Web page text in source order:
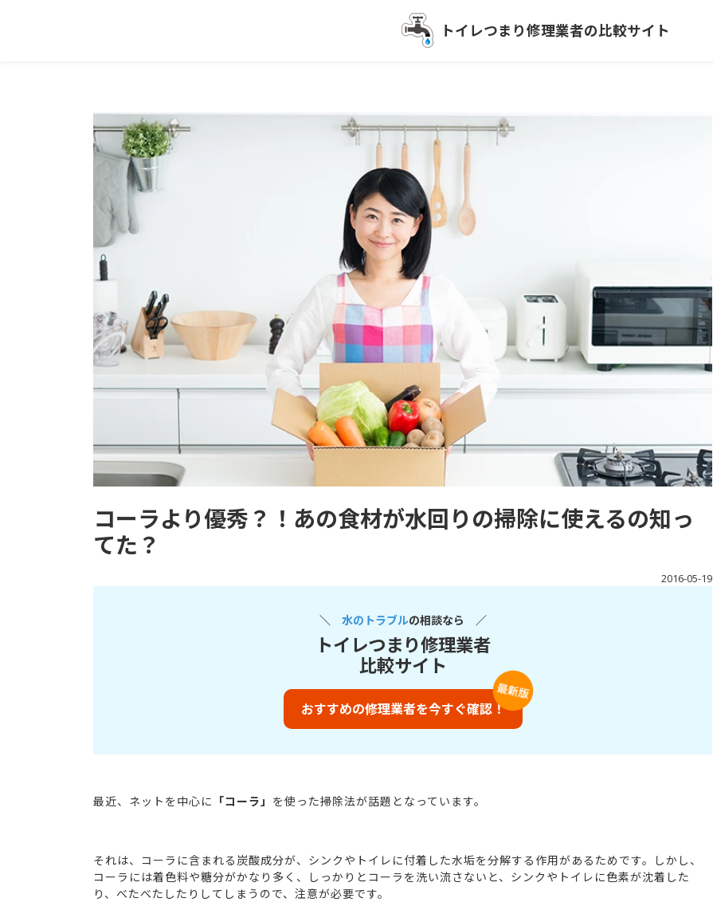
トイレつまり修理業者の比較サイト
コーラより優秀？！あの食材が水回りの掃除に使えるの知っ
てた？
2016-05-19
＼ 水のトラブルの相談なら ／
トイレつまり修理業者
比較サイト
おすすめの修理業者を今すぐ確認！
最近、ネットを中心に 「コーラ」 を使った掃除法が話題となっています。
それは、コーラに含まれる炭酸成分が、シンクやトイレに付着した水垢を分解する作用があるためです。しかし、
コーラには着色料や糖分がかなり多く、しっかりとコーラを洗い流さないと、シンクやトイレに色素が沈着した
り、べたべたしたりしてしまうので、注意が必要です。